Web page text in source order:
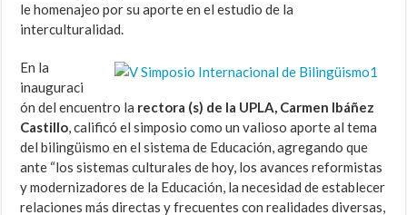
le homenajeo por su aporte en el estudio de la
interculturalidad.
En la
inauguraci
ón del encuentro la rectora (s) de la UPLA, Carmen Ibáñez
Castillo, calificó el simposio como un valioso aporte al tema
del bilingüismo en el sistema de Educación, agregando que
ante “los sistemas culturales de hoy, los avances reformistas
y modernizadores de la Educación, la necesidad de establecer
relaciones más directas y frecuentes con realidades diversas,